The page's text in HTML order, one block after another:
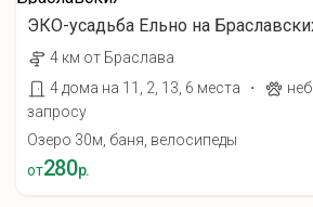
ЭКО-усадьба Ельно на
4 км от Браслава
4 дома на 11, 2, 13, 6 места
·
запросу
Озеро 30м, баня, велосипеды
от280р.